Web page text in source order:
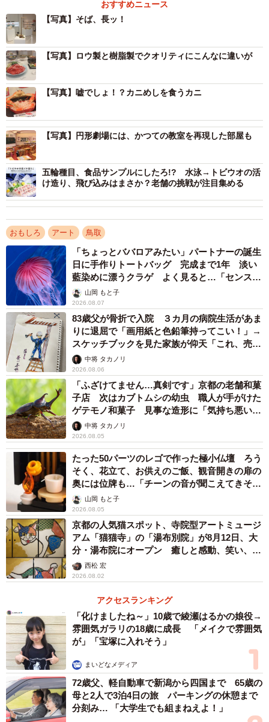
3/13
食べかけの餃子…これも食品サンプルです
4/13
冷凍ごはんをチンしたらこうなりますよね
5/13
本物より本物っぽく見えてしまうのが不思議です
中でも目を引くのは、リアリズムを追求した「食べかけ」
の作品群。一口かじって皿に中身がこぼれ落ちた餃子や、
チンした冷凍ごはん（ラップで包んでいたので四角い！）
と肉汁たっぷりの焼売、少しよそった後の土鍋の豆ごはん
など、「商品」としてはやや掟破りな生活感あふれる食品
サンプルがずらりと並ぶ。実際にはあり得ないほど長いそ
おすすめニュース
【写真】そば、長ッ！
【写真】ロウ製と樹脂製でクオリティにこんなに違いが
【写真】嘘でしょ！？カニめしを食うカニ
【写真】円形劇場には、かつての教室を再現した部屋も
五輪種目、食品サンプルにしたろ!? 水泳→トビウオの活
け造り、飛び込みはまさか？老舗の挑戦が注目集める
おもしろ アート 鳥取
「ちょっとババロアみたい」パートナーの誕生
日に手作りトートバッグ 完成まで1年 淡い
藍染めに漂うクラゲ よく見ると…「センスす
ごい」山岡 もと子
2026.08.07
83歳父が骨折で入院 ３カ月の病院生活があま
りに退屈で「画用紙と色鉛筆持ってこい！」→
スケッチブックを見た家族が仰天「これ、売れ
ますよ…」
中将 タカノリ
2026.08.06
「ふざけてません…真剣です」京都の老舗和菓
子店 次はカブトムシの幼虫 職人が手がけた
ゲテモノ和菓子 見事な造形に「気持ち悪いく
らいリアル」
中将 タカノリ
2026.08.05
たった50パーツのレゴで作った極小仏壇 ろう
そく、花立て、お供えのご飯、観音開きの扉の
奥には位牌も…「チーンの音が聞こえてきそ
う」山岡 もと子
2026.08.05
京都の人気猫スポット、寺院型アートミュージ
アム「猫猫寺」の「湯布別院」が8月12日、大
分・湯布院にオープン 癒しと感動、笑い、そ
して開運も 見どころなどをインタビュー
西松 宏
2026.08.02
アクセスランキング
「化けましたね～」10歳で綾瀬はるかの娘役→
雰囲気ガラリの18歳に成長 「メイクで雰囲気
が」「宝塚に入れそう」
まいどなメディア
72歳父、軽自動車で新潟から四国まで 65歳の
母と2人で3泊4日の旅 パーキングの休憩まで
分刻み… 「大学生でも組まねえよ！」